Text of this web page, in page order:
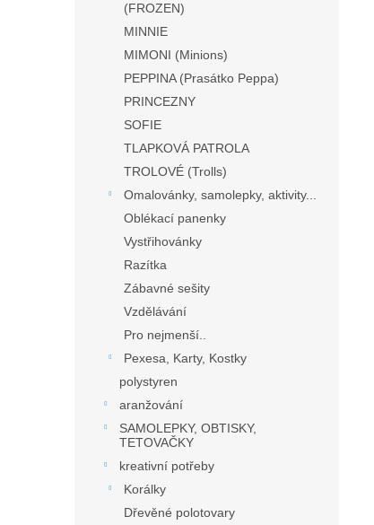
(FROZEN)
MINNIE
MIMONI (Minions)
PEPPINA (Prasátko Peppa)
PRINCEZNY
SOFIE
TLAPKOVÁ PATROLA
TROLOVÉ (Trolls)
Omalovánky, samolepky, aktivity...
Oblékací panenky
Vystřihovánky
Razítka
Zábavné sešity
Vzdělávání
Pro nejmenší..
Pexesa, Karty, Kostky
polystyren
aranžování
SAMOLEPKY, OBTISKY,
TETOVAČKY
kreativní potřeby
Korálky
Dřevěné polotovary